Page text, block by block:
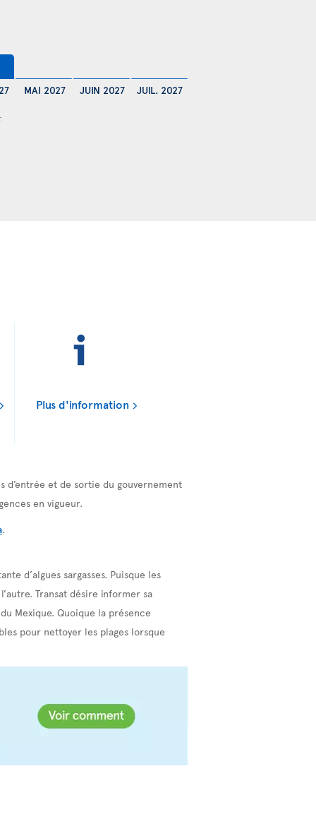
MAI 2027 JUIN 2027 JUIL. 2027
Plus d'information
d’entrée et de sortie du gouvernement
en vigueur.
.
d’algues sargasses. Puisque les
Transat désire informer sa
Mexique. Quoique la présence
pour nettoyer les plages lorsque